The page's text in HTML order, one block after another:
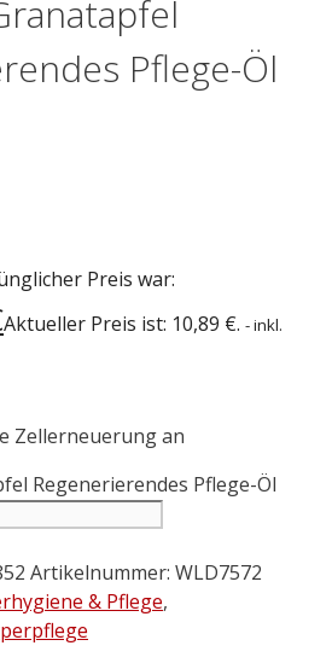
Pflege-Öl
Preis war:
Aktueller Preis ist: 10,89 €. - inkl.
Zellerneuerung an
Regenerierendes Pflege-Öl
Artikelnummer: WLD7572
& Pflege,